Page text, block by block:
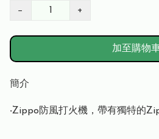
− +
加至購物
簡介
‧Zippo防風打火機，帶有獨特的